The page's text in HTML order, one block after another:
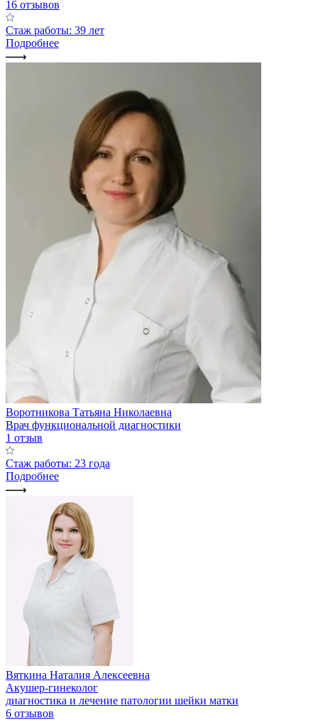
16 отзывов
Стаж работы: 39 лет
Подробнее
Воротникова Татьяна Николаевна
Врач функциональной диагностики
1 отзыв
Стаж работы: 23 года
Подробнее
Вяткина Наталия Алексеевна
Акушер-гинеколог
диагностика и лечение патологии шейки матки
6 отзывов